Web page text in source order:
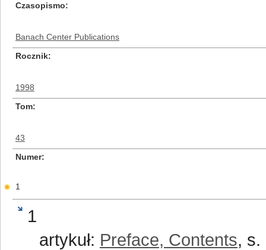
Czasopismo
Banach Center Publications
Rocznik
1998
Tom
43
Numer
1
1
artykuł: Preface, Contents, s.